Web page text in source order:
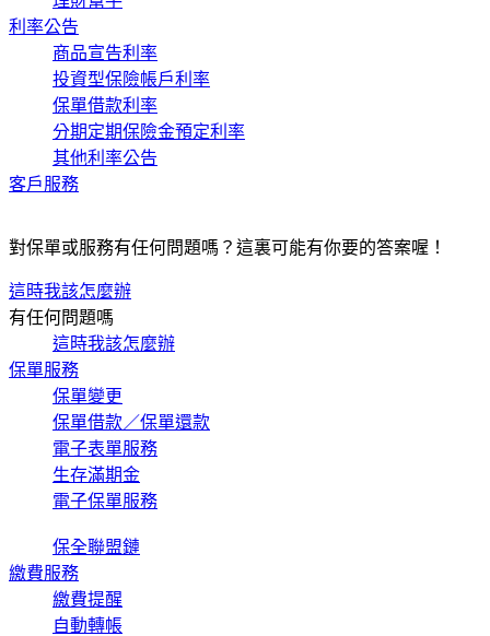
利率公告
商品宣告利率
投資型保險帳戶利率
保單借款利率
分期定期保險金預定利率
其他利率公告
客戶服務
對保單或服務有任何問題嗎？這裏可能有你要的答案喔！
這時我該怎麼辦
有任何問題嗎
這時我該怎麼辦
保單服務
保單變更
保單借款／保單還款
電子表單服務
生存滿期金
電子保單服務
保全聯盟鏈
繳費服務
繳費提醒
自動轉帳